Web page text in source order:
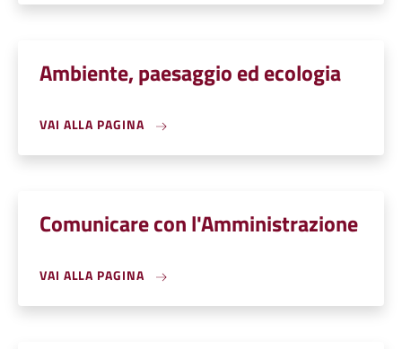
Ambiente, paesaggio ed ecologia
VAI ALLA PAGINA
Comunicare con l'Amministrazione
VAI ALLA PAGINA